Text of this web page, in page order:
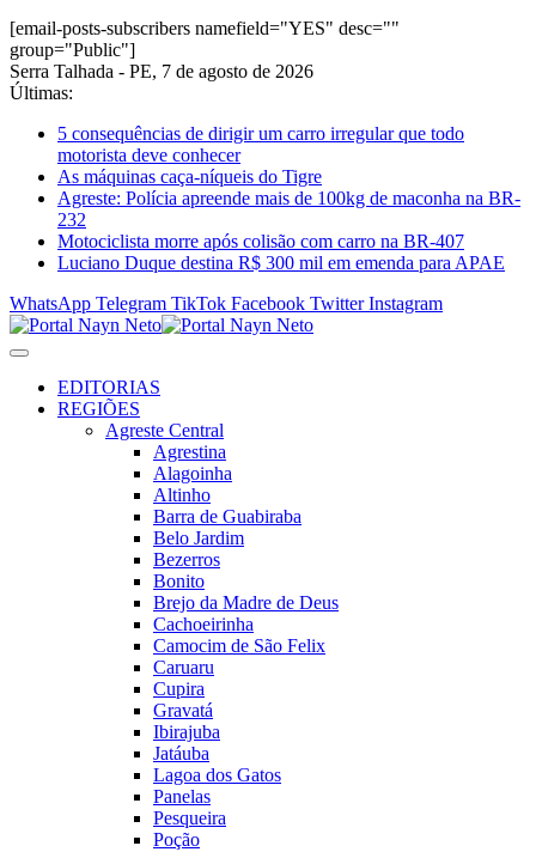
[email-posts-subscribers namefield="YES" desc=""
group="Public"]
Serra Talhada - PE, 7 de agosto de 2026
Últimas:
5 consequências de dirigir um carro irregular que todo
motorista deve conhecer
As máquinas caça-níqueis do Tigre
Agreste: Polícia apreende mais de 100kg de maconha na BR-
232
Motociclista morre após colisão com carro na BR-407
Luciano Duque destina R$ 300 mil em emenda para APAE
WhatsApp Telegram TikTok Facebook Twitter Instagram
EDITORIAS
REGIÕES
Agreste Central
Agrestina
Alagoinha
Altinho
Barra de Guabiraba
Belo Jardim
Bezerros
Bonito
Brejo da Madre de Deus
Cachoeirinha
Camocim de São Felix
Caruaru
Cupira
Gravatá
Ibirajuba
Jatáuba
Lagoa dos Gatos
Panelas
Pesqueira
Poção